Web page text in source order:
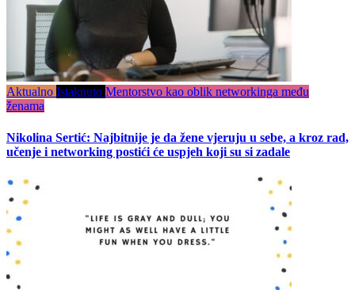
Aktualno Istaknuto Mentorstvo kao oblik networkinga među
ženama
Nikolina Sertić: Najbitnije je da žene vjeruju u sebe, a kroz rad,
učenje i networking postići će uspjeh koji su si zadale